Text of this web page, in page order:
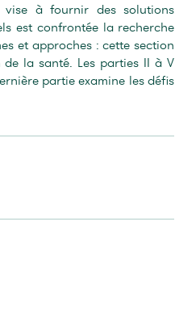
à fournir des solutions
est confrontée la recherche
et approches : cette section
la santé. Les parties II à V
partie examine les défis